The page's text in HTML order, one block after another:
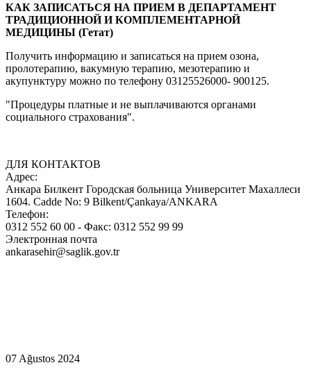
КАК ЗАПИСАТЬСЯ НА ПРИЕМ В ДЕПАРТАМЕНТ
ТРАДИЦИОННОЙ И КОМПЛЕМЕНТАРНОЙ
МЕДИЦИНЫ (Гетат)
Получить информацию и записаться на прием озона,
пролотерапию, вакумную терапию, мезотерапию и
акупунктуру можно по телефону 03125526000- 900125.
"Процедуры платные и не выплачиваются органами
социального страхования".
ДЛЯ КОНТАКТОВ
Адрес:
Анкара Билкент Городская больница Университет Махаллеси
1604. Cadde No: 9 Bilkent/Çankaya/ANKARA
Телефон:
0312 552 60 00 - Факс: 0312 552 99 99
Электронная почта
ankarasehir@saglik.gov.tr
07 Ağustos 2024